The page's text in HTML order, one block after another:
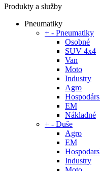
Produkty a služby
Pneumatiky
+ - Pneumatiky
Osobné
SUV 4x4
Van
Moto
Industry
Agro
EM
Nákladné
+ - Duše
Agro
EM
Industry